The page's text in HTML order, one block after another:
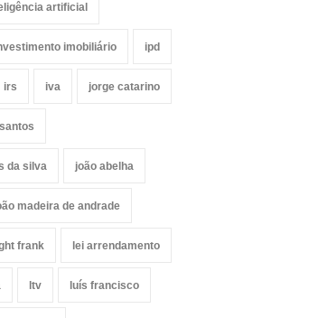
artificial
imobiliário ipd
irs iva jorge catarino
da silva joão abelha
madeira de andrade
frank lei arrendamento
ltv luís francisco